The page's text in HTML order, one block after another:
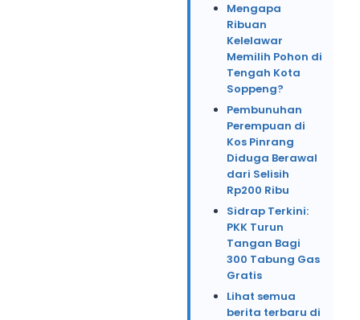
Mengapa
Ribuan
Kelelawar
Memilih Pohon di
Tengah Kota
Soppeng?
Pembunuhan
Perempuan di
Kos Pinrang
Diduga Berawal
dari Selisih
Rp200 Ribu
Sidrap Terkini:
PKK Turun
Tangan Bagi
300 Tabung Gas
Gratis
Lihat semua
berita terbaru di